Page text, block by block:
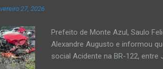
27, 2026
Prefeito de Monte Azul, Saulo
Alexandre Augusto e informou
social Acidente na BR-122, entre